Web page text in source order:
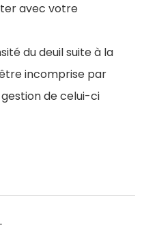
avec votre
du deuil suite à la
incomprise par
de celui-ci